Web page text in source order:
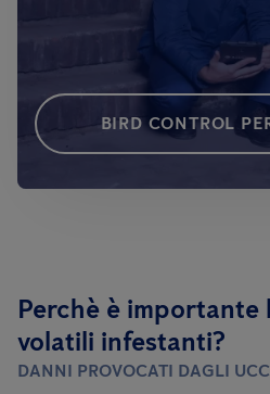
BIRD CONTROL
Perchè è importante
volatili infestanti?
DANNI PROVOCATI DAGLI